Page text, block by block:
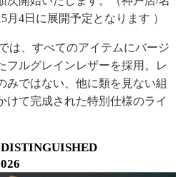
月4日に展開予定となります ）
は、すべてのアイテムにバージ
フルグレインレザーを採用。レ
みではない、他に類を見ない組
けて完成された特別仕様のライ